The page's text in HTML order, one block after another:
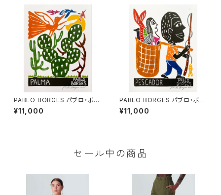
PABLO BORGES パブロ・ボル
ジェス 木版画S【PALMA】
¥11,000
PABLO BORGES パブロ・ボル
ジェス 木版画S【PESCADOR】
¥11,000
セール中の商品